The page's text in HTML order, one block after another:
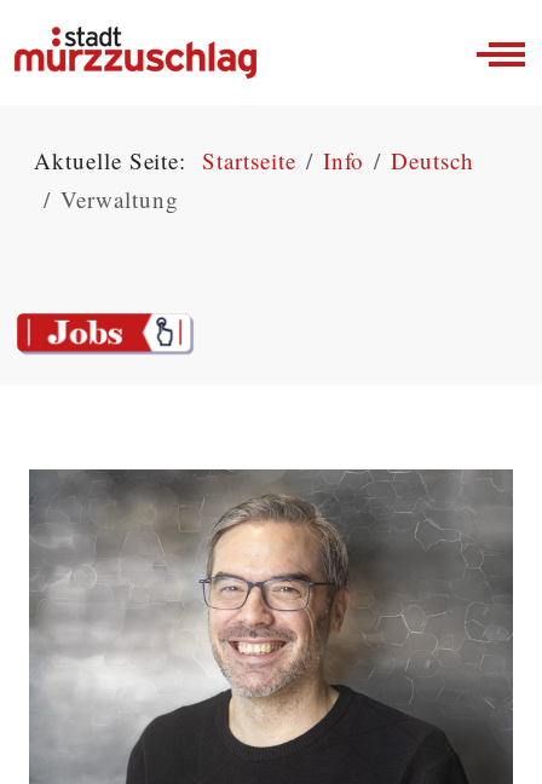
Off-
Aktuelle Seite:Startseite Info
Deutsch
Verwaltung